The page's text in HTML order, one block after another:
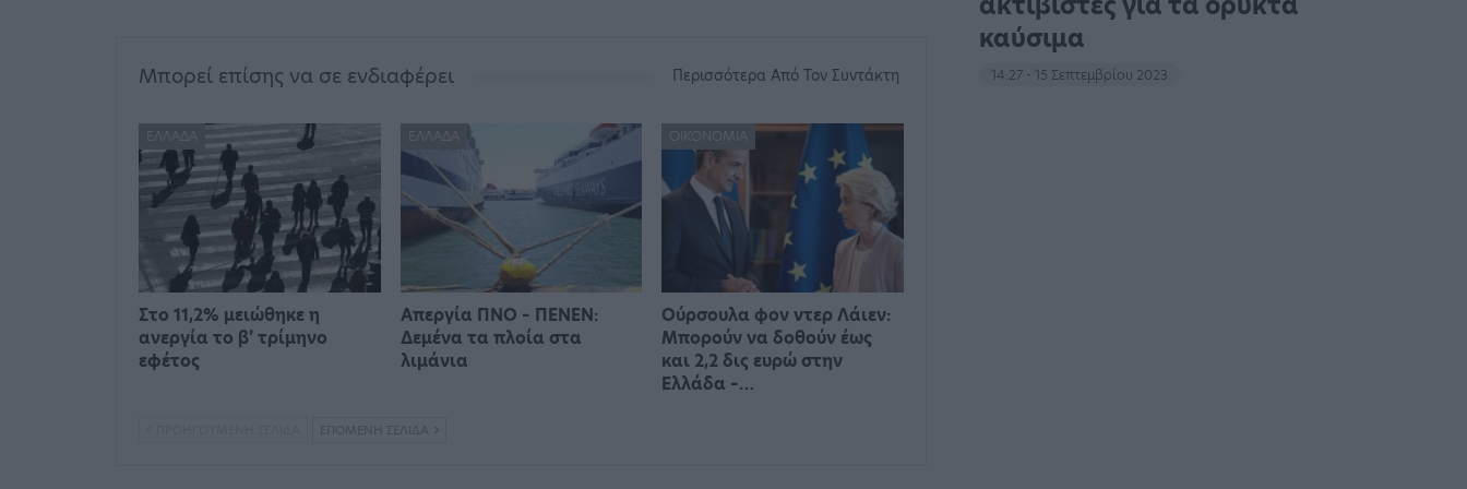
Μπορεί επίσης να σε ενδιαφέρει Περισσότερα Από Τον Συντάκτη
ΕΛΛΆΔΑ
Στο 11,2% μειώθηκε η
ανεργία το β’ τρίμηνο
εφέτος
ΕΛΛΆΔΑ
Απεργία ΠΝΟ – ΠΕΝΕΝ:
Δεμένα τα πλοία στα
λιμάνια
ΟΙΚΟΝΟΜΊΑ
Ούρσουλα φον ντερ Λάιεν:
Μπορούν να δοθούν έως
και 2,2 δις ευρώ στην
Ελλάδα –…
ΕΠΌΜΕΝΗ ΣΕΛΊΔΑ
καύσιμα
14:27 - 15 Σεπτεμβρίου 2023